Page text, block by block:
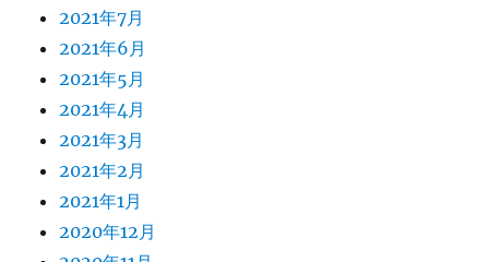
2021年7月
2021年6月
2021年5月
2021年4月
2021年3月
2021年2月
2021年1月
2020年12月